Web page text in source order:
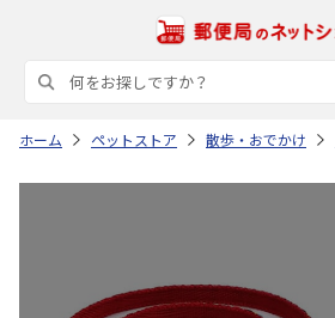
ホーム ペットストア 散歩・おでかけ